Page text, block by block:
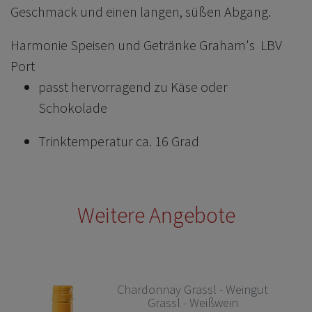
Geschmack und einen langen, süßen Abgang.
Harmonie Speisen und Getränke Graham's LBV
Port
passt hervorragend zu Käse oder
Schokolade
Trinktemperatur ca. 16 Grad
Weitere Angebote
Chardonnay Grassl - Weingut
Grassl - Weißwein